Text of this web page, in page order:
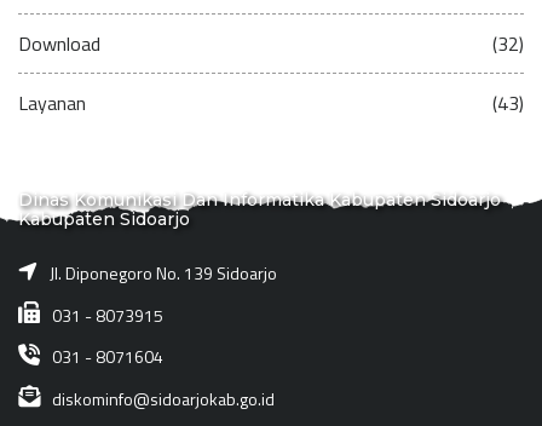
Download (32)
Layanan (43)
Dinas Komunikasi Dan Informatika Kabupaten Sidoarjo
Kabupaten Sidoarjo
Jl. Diponegoro No. 139 Sidoarjo
031 - 8073915
031 - 8071604
diskominfo@sidoarjokab.go.id